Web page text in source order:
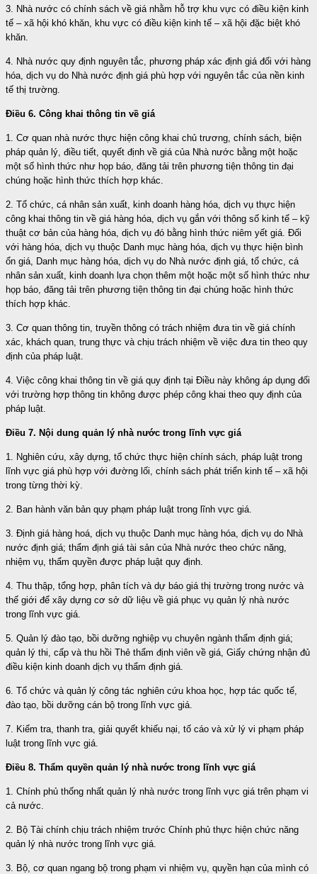
3. Nhà nước có chính sách về giá nhằm hỗ trợ khu vực có điều kiện kinh
tế – xã hội khó khăn, khu vực có điều kiện kinh tế – xã hội đặc biệt khó
khăn.
4. Nhà nước quy định nguyên tắc, phương pháp xác định giá đối với hàng
hóa, dịch vụ do Nhà nước định giá phù hợp với nguyên tắc của nền kinh
tế thị trường.
Điều 6. Công khai thông tin về giá
1. Cơ quan nhà nước thực hiện công khai chủ trương, chính sách, biện
pháp quản lý, điều tiết, quyết định về giá của Nhà nước bằng một hoặc
một số hình thức như họp báo, đăng tải trên phương tiện thông tin đại
chúng hoặc hình thức thích hợp khác.
2. Tổ chức, cá nhân sản xuất, kinh doanh hàng hóa, dịch vụ thực hiện
công khai thông tin về giá hàng hóa, dịch vụ gắn với thông số kinh tế – kỹ
thuật cơ bản của hàng hóa, dịch vụ đó bằng hình thức niêm yết giá. Đối
với hàng hóa, dịch vụ thuộc Danh mục hàng hóa, dịch vụ thực hiện bình
ổn giá, Danh mục hàng hóa, dịch vụ do Nhà nước định giá, tổ chức, cá
nhân sản xuất, kinh doanh lựa chọn thêm một hoặc một số hình thức như
họp báo, đăng tải trên phương tiện thông tin đại chúng hoặc hình thức
thích hợp khác.
3. Cơ quan thông tin, truyền thông có trách nhiệm đưa tin về giá chính
xác, khách quan, trung thực và chịu trách nhiệm về việc đưa tin theo quy
định của pháp luật.
4. Việc công khai thông tin về giá quy định tại Điều này không áp dụng đối
với trường hợp thông tin không được phép công khai theo quy định của
pháp luật.
Điều 7. Nội dung quản lý nhà nước trong lĩnh vực giá
1. Nghiên cứu, xây dựng, tổ chức thực hiện chính sách, pháp luật trong
lĩnh vực giá phù hợp với đường lối, chính sách phát triển kinh tế – xã hội
trong từng thời kỳ.
2. Ban hành văn bản quy phạm pháp luật trong lĩnh vực giá.
3. Định giá hàng hoá, dịch vụ thuộc Danh mục hàng hóa, dịch vụ do Nhà
nước định giá; thẩm định giá tài sản của Nhà nước theo chức năng,
nhiệm vụ, thẩm quyền được pháp luật quy định.
4. Thu thập, tổng hợp, phân tích và dự báo giá thị trường trong nước và
thế giới để xây dựng cơ sở dữ liệu về giá phục vụ quản lý nhà nước
trong lĩnh vực giá.
5. Quản lý đào tạo, bồi dưỡng nghiệp vụ chuyên ngành thẩm định giá;
quản lý thi, cấp và thu hồi Thẻ thẩm định viên về giá, Giấy chứng nhận đủ
điều kiện kinh doanh dịch vụ thẩm định giá.
6. Tổ chức và quản lý công tác nghiên cứu khoa học, hợp tác quốc tế,
đào tạo, bồi dưỡng cán bộ trong lĩnh vực giá.
7. Kiểm tra, thanh tra, giải quyết khiếu nại, tố cáo và xử lý vi phạm pháp
luật trong lĩnh vực giá.
Điều 8. Thẩm quyền quản lý nhà nước trong lĩnh vực giá
1. Chính phủ thống nhất quản lý nhà nước trong lĩnh vực giá trên phạm vi
cả nước.
2. Bộ Tài chính chịu trách nhiệm trước Chính phủ thực hiện chức năng
quản lý nhà nước trong lĩnh vực giá.
3. Bộ, cơ quan ngang bộ trong phạm vi nhiệm vụ, quyền hạn của mình có